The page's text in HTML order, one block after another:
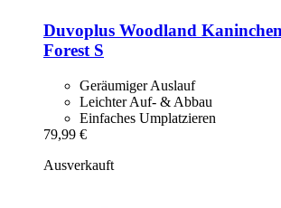
Duvoplus Woodland
Forest S
Geräumiger Auslauf
Leichter Auf- & Abbau
Einfaches Umplatzieren
79,99 €
Ausverkauft